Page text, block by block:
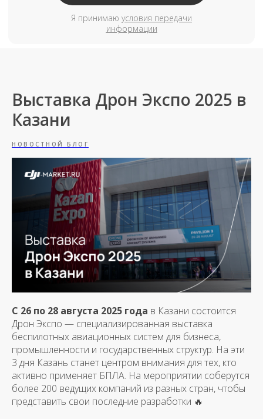
Выставка Дрон Экспо 2025 в
Казани
НОВОСТНОЙ БЛОГ
С 26 по 28 августа 2025 года в Казани состоится
Дрон Экспо — специализированная выставка
беспилотных авиационных систем для бизнеса,
промышленности и государственных структур. На эти
3 дня Казань станет центром внимания для тех, кто
активно применяет БПЛА. На мероприятии соберутся
более 200 ведущих компаний из разных стран, чтобы
представить свои последние разработки 🔥